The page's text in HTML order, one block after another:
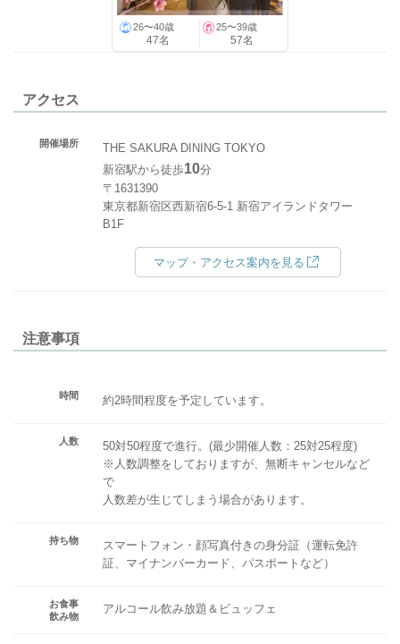
26〜40歳
47名
25〜39歳
57名
アクセス
開催場所
THE SAKURA DINING TOKYO
新宿駅から徒歩10分
〒1631390
東京都新宿区西新宿6-5-1 新宿アイランドタワー
B1F
マップ・アクセス案内を見る
注意事項
時間 約2時間程度を予定しています。
人数
50対50程度で進行。(最少開催人数：25対25程度)
※人数調整をしておりますが、無断キャンセルなど
で
人数差が生じてしまう場合があります。
持ち物
スマートフォン・顔写真付きの身分証（運転免許
証、マイナンバーカード、パスポートなど）
お食事
飲み物
アルコール飲み放題＆ビュッフェ